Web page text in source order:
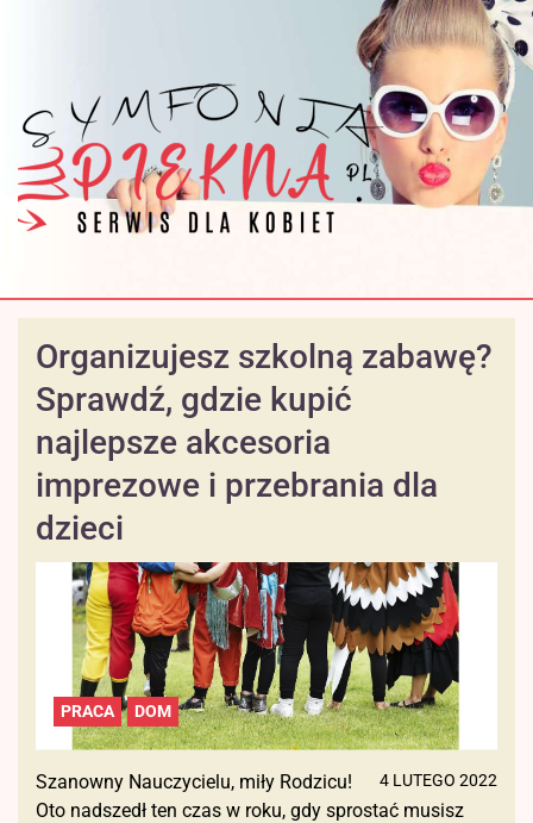
Organizujesz szkolną zabawę?
Sprawdź, gdzie kupić
najlepsze akcesoria
imprezowe i przebrania dla
dzieci
DOM
PRACA
4 LUTEGO 2022
Szanowny Nauczycielu, miły Rodzicu!
Oto nadszedł ten czas w roku, gdy sprostać musisz